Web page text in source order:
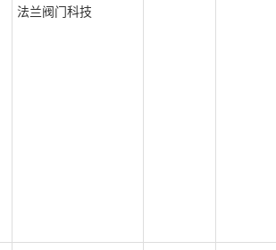
法兰阀门科技